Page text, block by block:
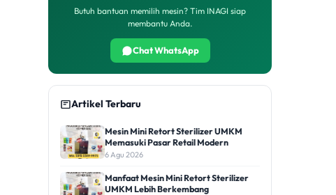
Butuh bantuan memilih mesin? Tim INAGI siap
membantu Anda.
Chat WhatsApp
Artikel Terbaru
Mesin Mini Retort Sterilizer UMKM
Memasuki Pasar Retail Modern
6 Agu 2026
Manfaat Mesin Mini Retort Sterilizer
UMKM Lebih Berkembang